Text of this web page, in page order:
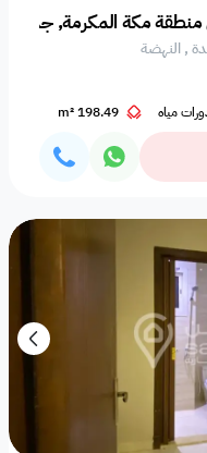
مكة المكرمة, جدة,
, النهضة
198.49 m²